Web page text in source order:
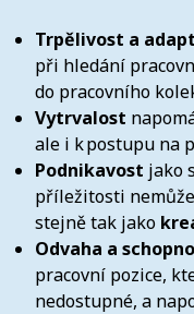
Trpělivost a
při hledání
do pracovního
Vytrvalost
ale i k postupu na
Podnikavost jako
příležitosti
stejně tak jako
Odvaha a
pracovní pozice,
nedostupné, a